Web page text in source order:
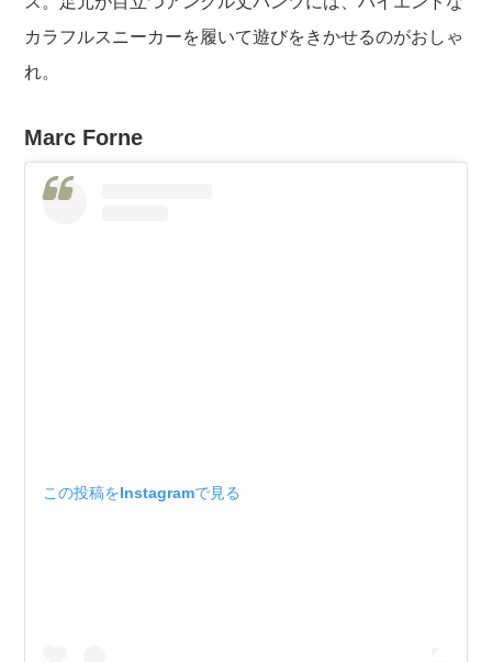
カラフルスニーカーを履いて遊びをきかせるのがおしゃ
れ。
Marc Forne
この投稿をInstagramで見る